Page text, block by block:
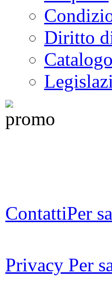
Diritto
Catalogo
ContattiPer
Privacy Per